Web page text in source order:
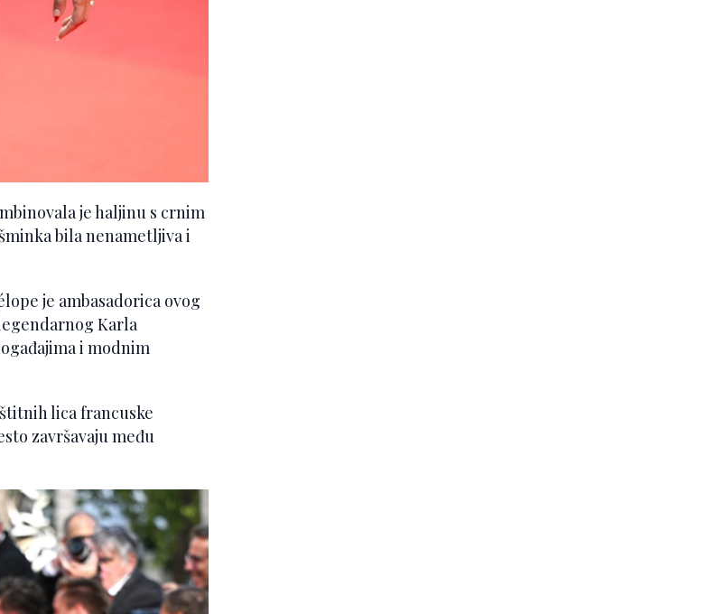
je haljinu s crnim
bila nenametljiva i
je ambasadorica ovog
Karla
i modnim
lica francuske
završavaju među